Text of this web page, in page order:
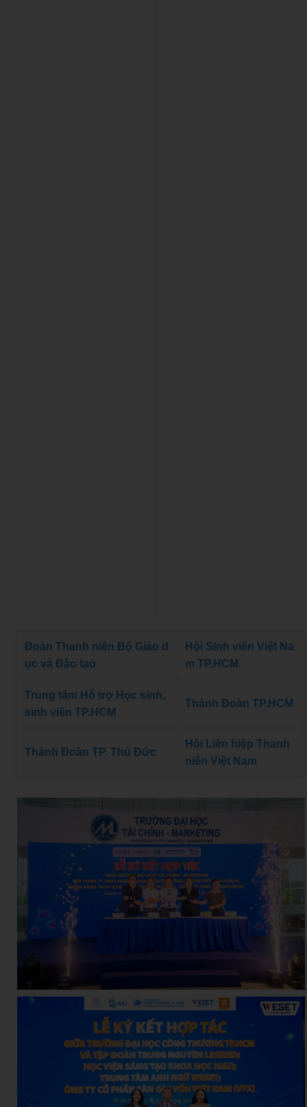
Đoàn Thanh niên Bộ Giáo d
ục và Đào tạo
Hội Sinh viên Việt Na
m TP.HCM
Trung tâm Hỗ trợ Học sinh,
sinh viên TP.HCM
Thành Đoàn TP.HCM
Thành Đoàn TP. Thủ Đức
Hội Liên hiệp Thanh
niên Việt Nam